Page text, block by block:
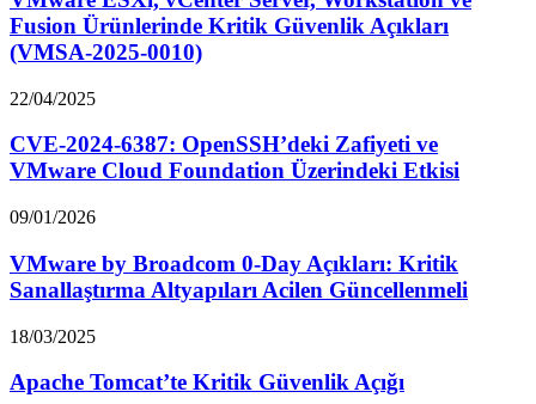
Fusion Ürünlerinde Kritik Güvenlik Açıkları
(VMSA-2025-0010)
22/04/2025
CVE-2024-6387: OpenSSH’deki Zafiyeti ve
VMware Cloud Foundation Üzerindeki Etkisi
09/01/2026
VMware by Broadcom 0-Day Açıkları: Kritik
Sanallaştırma Altyapıları Acilen Güncellenmeli
18/03/2025
Apache Tomcat’te Kritik Güvenlik Açığı